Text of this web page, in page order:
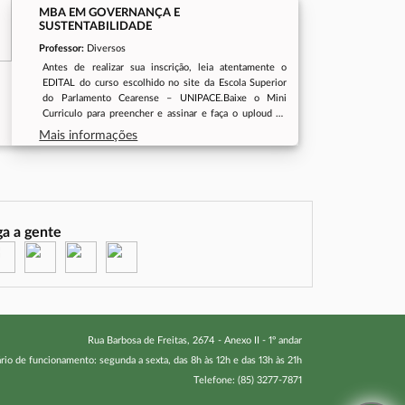
MBA EM GOVERNANÇA E
SUSTENTABILIDADE
Professor: Diversos
Antes de realizar sua inscrição, leia atentamente o
EDITAL do curso escolhido no site da Escola Superior
do Parlamento Cearense – UNIPACE.Baixe o Mini
Curriculo para preencher e assinar e faça o uploud no
capo indicado.LINK DO EDITAL 02/2023ARQUIVO DO
MINI CURRICULOPeríodo de inscrição09/03/2026 a
Mais informações
a gente
(abre em nova janela)
(abre em nova janela)
(abre em nova janela)
Rua Barbosa de Freitas, 2674 - Anexo II - 1º andar
de funcionamento: segunda a sexta, das 8h às 12h e das 13h às 21h
Telefone: (85) 3277-7871